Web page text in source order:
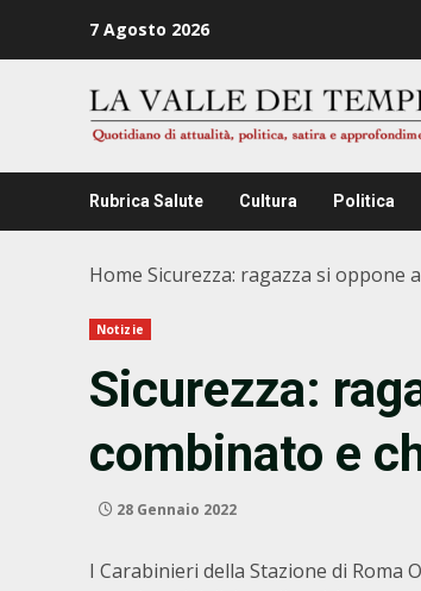
7 Agosto 2026
Rubrica Salute Cultura Politica
Home Sicurezza: ragazza si oppone
Notizie
Sicurezza:
combinato e
28 Gennaio 2022
I Carabinieri della Stazione di Roma